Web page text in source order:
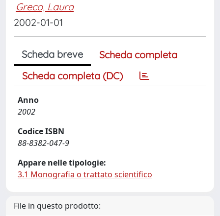
Greco, Laura
2002-01-01
Scheda breve
Scheda completa
Scheda completa (DC)
Anno
2002
Codice ISBN
88-8382-047-9
Appare nelle tipologie:
3.1 Monografia o trattato scientifico
File in questo prodotto: